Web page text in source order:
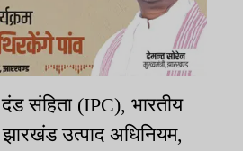
दंड संहिता (IPC), भारतीय
उत्पाद अधिनियम,